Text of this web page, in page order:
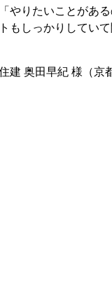
やりたいことがあ
もしっかりしてい
建 奥田早紀 様（京